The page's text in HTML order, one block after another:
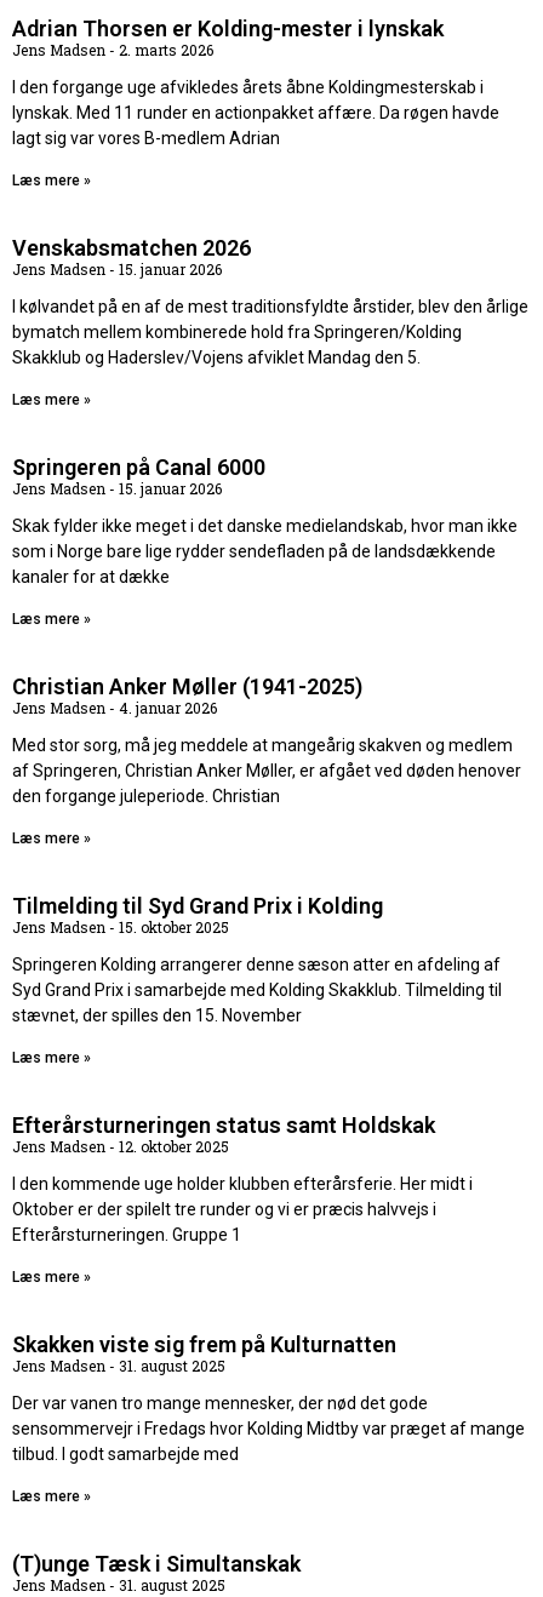
Adrian Thorsen er Kolding-mester i lynskak
Jens Madsen
2. marts 2026
I den forgange uge afvikledes årets åbne Koldingmesterskab i
lynskak. Med 11 runder en actionpakket affære. Da røgen havde
lagt sig var vores B-medlem Adrian
Læs mere »
Venskabsmatchen 2026
Jens Madsen
15. januar 2026
I kølvandet på en af de mest traditionsfyldte årstider, blev den årlige
bymatch mellem kombinerede hold fra Springeren/Kolding
Skakklub og Haderslev/Vojens afviklet Mandag den 5.
Læs mere »
Springeren på Canal 6000
Jens Madsen
15. januar 2026
Skak fylder ikke meget i det danske medielandskab, hvor man ikke
som i Norge bare lige rydder sendefladen på de landsdækkende
kanaler for at dække
Læs mere »
Christian Anker Møller (1941-2025)
Jens Madsen
4. januar 2026
Med stor sorg, må jeg meddele at mangeårig skakven og medlem
af Springeren, Christian Anker Møller, er afgået ved døden henover
den forgange juleperiode. Christian
Læs mere »
Tilmelding til Syd Grand Prix i Kolding
Jens Madsen
15. oktober 2025
Springeren Kolding arrangerer denne sæson atter en afdeling af
Syd Grand Prix i samarbejde med Kolding Skakklub. Tilmelding til
stævnet, der spilles den 15. November
Læs mere »
Efterårsturneringen status samt Holdskak
Jens Madsen
12. oktober 2025
I den kommende uge holder klubben efterårsferie. Her midt i
Oktober er der spilelt tre runder og vi er præcis halvvejs i
Efterårsturneringen. Gruppe 1
Læs mere »
Skakken viste sig frem på Kulturnatten
Jens Madsen
31. august 2025
Der var vanen tro mange mennesker, der nød det gode
sensommervejr i Fredags hvor Kolding Midtby var præget af mange
tilbud. I godt samarbejde med
Læs mere »
(T)unge Tæsk i Simultanskak
Jens Madsen 31. august 2025